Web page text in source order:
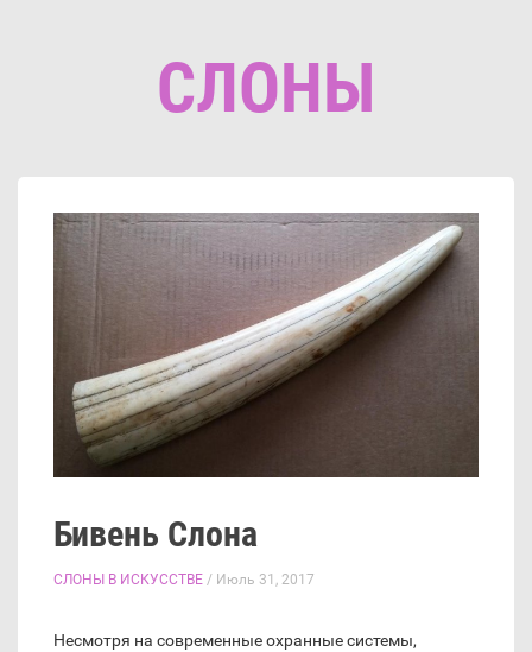
СЛОНЫ
Бивень Слона
СЛОНЫ В ИСКУССТВЕ / Июль 31, 2017
Несмотря на современные охранные системы,